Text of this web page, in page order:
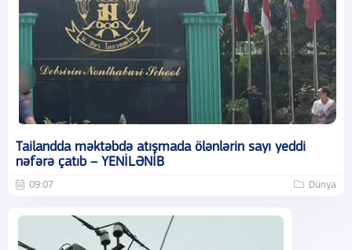
Tailandda məktəbdə atışmada ölənlərin sayı yeddi
nəfərə çatıb – YENİLƏNİB
09:07 Dünya